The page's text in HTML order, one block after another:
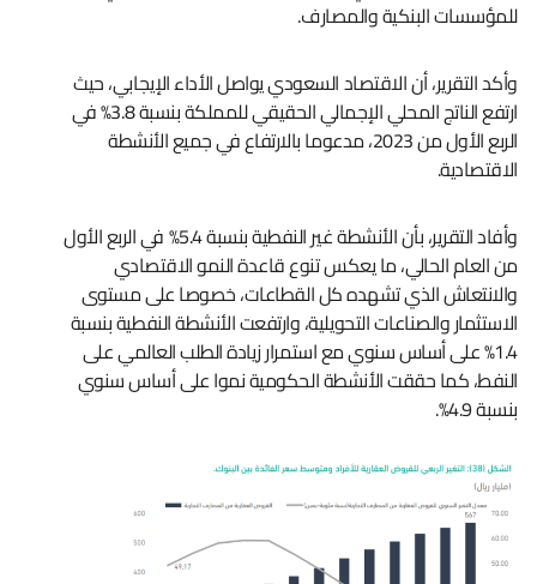
للمؤسسات البنكية والمصارف.
وأكد التقرير، أن الاقتصاد السعودي يواصل الأداء الإيجابي، حيث
ارتفع الناتج المحلي الإجمالي الحقيقي للمملكة بنسبة 3.8% في
الربع الأول من 2023، مدعوما بالارتفاع في جميع الأنشطة
الاقتصادية.
وأفاد التقرير، بأن الأنشطة غير النفطية بنسبة 5.4% في الربع الأول
من العام الحالي، ما يعكس تنوع قاعدة النمو الاقتصادي
والانتعاش الذي تشهده كل القطاعات، خصوصا على مستوى
الاستثمار والصناعات التحويلية، وارتفعت الأنشطة النفطية بنسبة
1.4% على أساس سنوي مع استمرار زيادة الطلب العالمي على
النفط، كما حققت الأنشطة الحكومية نموا على أساس سنوي
بنسبة 4.9%.